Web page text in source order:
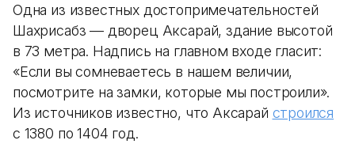
Одна из известных достопримечательностей
Шахрисабз — дворец Аксарай, здание высотой
в 73 метра. Надпись на главном входе гласит:
«Если вы сомневаетесь в нашем величии,
посмотрите на замки, которые мы построили».
Из источников известно, что Аксарай строился
с 1380 по 1404 год.